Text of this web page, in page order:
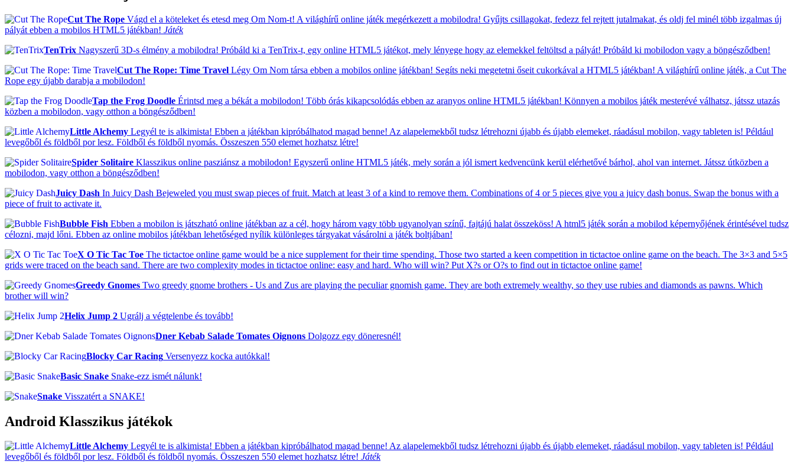
Cut The Rope Vágd el a köteleket és etesd meg Om Nom-t! A világhírű online játék megérkezett a mobilodra! Gyűjts csillagokat, fedezz fel rejtett jutalmakat, és oldj fel minél több izgalmas új
pályát ebben a mobilos HTML5 játékban! Játék
TenTrix Nagyszerű 3D-s élmény a mobilodra! Próbáld ki a TenTrix-t, egy online HTML5 játékot, mely lényege hogy az elemekkel feltöltsd a pályát! Próbáld ki mobilodon vagy a böngésződben!
Cut The Rope: Time Travel Légy Om Nom társa ebben a mobilos online játékban! Segíts neki megetetni őseit cukorkával a HTML5 játékban! A világhírű online játék, a Cut The
Rope egy újabb darabja a mobilodon!
Tap the Frog Doodle Érintsd meg a békát a mobilodon! Több órás kikapcsolódás ebben az aranyos online HTML5 játékban! Könnyen a mobilos játék mesterévé válhatsz, játssz utazás
közben a mobilodon, vagy otthon a böngésződben!
Little Alchemy Legyél te is alkimista! Ebben a játékban kipróbálhatod magad benne! Az alapelemekből tudsz létrehozni újabb és újabb elemeket, ráadásul mobilon, vagy tableten is! Például
levegőből és földből por lesz. Földből és földből nyomás. Összeszen 550 elemet hozhatsz létre!
Spider Solitaire Klasszikus online pasziánsz a mobilodon! Egyszerű online HTML5 játék, mely során a jól ismert kedvencünk kerül elérhetővé bárhol, ahol van internet. Játssz útközben a
mobilodon, vagy otthon a böngésződben!
Juicy Dash In Juicy Dash Bejeweled you must swap pieces of fruit. Match at least 3 of a kind to remove them. Combinations of 4 or 5 pieces give you a juicy dash bonus. Swap the bonus with a
piece of fruit to activate it.
Bubble Fish Ebben a mobilon is játszható online játékban az a cél, hogy három vagy több ugyanolyan színű, fajtájú halat összeköss! A html5 játék során a mobilod képernyőjének érintésével tudsz
célozni, majd lőni. Ebben az online mobilos játékban lehetőséged nyílik különleges tárgyakat vásárolni a játék boltjában!
X O Tic Tac Toe The tictactoe online game would be a nice supplement for their time spending. Those two started a keen competition in tictactoe online game on the beach. The 3×3 and 5×5
grids were traced on the beach sand. There are two complexity modes in tictactoe online: easy and hard. Who will win? Put X?s or O?s to find out in tictactoe online game!
Greedy Gnomes Two greedy gnome brothers - Us and Zus are playing the peculiar gnomish game. They are both extremely wealthy, so they use rubies and diamonds as pawns. Which
brother will win?
Helix Jump 2 Ugrálj a végtelenbe és tovább!
Dner Kebab Salade Tomates Oignons Dolgozz egy döneresnél!
Blocky Car Racing Versenyezz kocka autókkal!
Basic Snake Snake-ezz ismét nálunk!
Snake Visszatért a SNAKE!
Android Klasszikus játékok
Little Alchemy Legyél te is alkimista! Ebben a játékban kipróbálhatod magad benne! Az alapelemekből tudsz létrehozni újabb és újabb elemeket, ráadásul mobilon, vagy tableten is! Például
levegőből és földből por lesz. Földből és földből nyomás. Összeszen 550 elemet hozhatsz létre! Játék